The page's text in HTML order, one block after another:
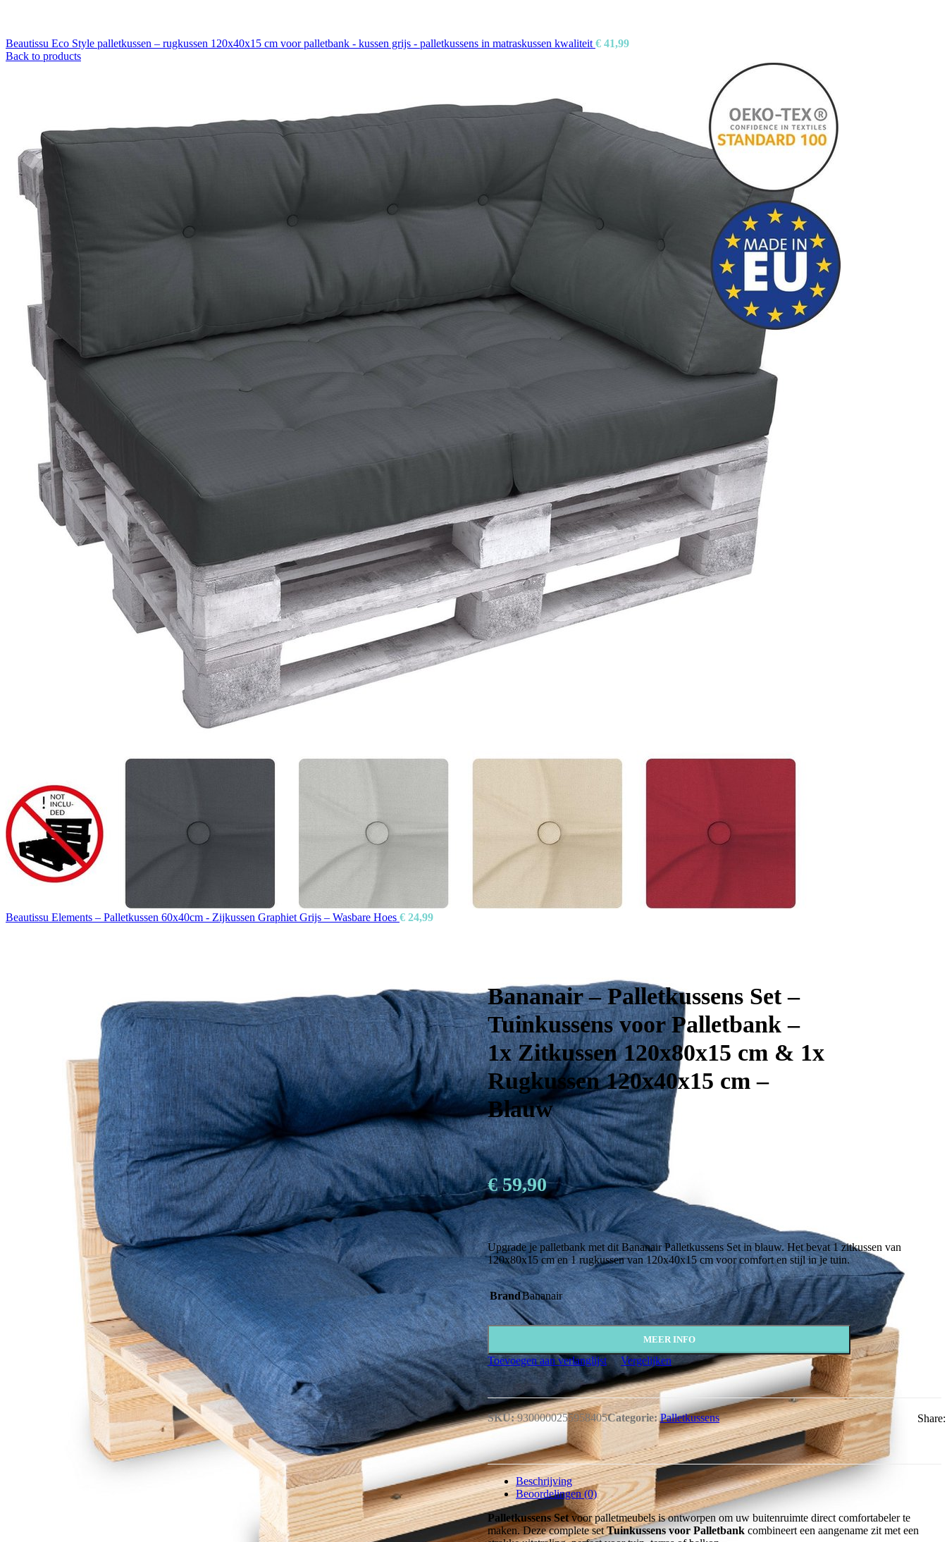
Beautissu Eco Style palletkussen – rugkussen 120x40x15 cm voor palletbank - kussen grijs - palletkussens in matraskussen kwaliteit € 41,99
Back to products
Beautissu Elements – Palletkussen 60x40cm - Zijkussen Graphiet Grijs – Wasbare Hoes € 24,99
Bananair – Palletkussens Set –
Tuinkussens voor Palletbank –
1x Zitkussen 120x80x15 cm & 1x
Rugkussen 120x40x15 cm –
Blauw
€59,90
Upgrade je palletbank met dit Bananair Palletkussens Set in blauw. Het bevat 1 zitkussen van
120x80x15 cm en 1 rugkussen van 120x40x15 cm voor comfort en stijl in je tuin.
BrandBananair
MEER INFO
Toevoegen aan verlanglijst Vergelijken
SKU:9300000255958405Categorie: Palletkussens Share:
Beschrijving
Beoordelingen (0)
Palletkussens Setvoor palletmeubels is ontworpen om uw buitenruimte direct comfortabeler te
maken. Deze complete setTuinkussens voor Palletbank combineert een aangename zit met een